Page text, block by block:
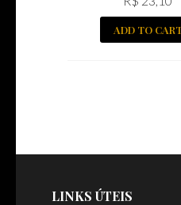
ADD TO
LINKS ÚTEIS